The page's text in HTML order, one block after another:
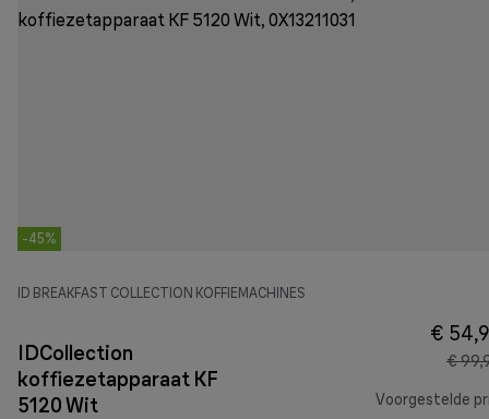
-45%
ID BREAKFAST COLLECTION KOFFIEMACHINES
IDCollection
koffiezetapparaat KF
5120 Wit
€
€
Voorgestelde